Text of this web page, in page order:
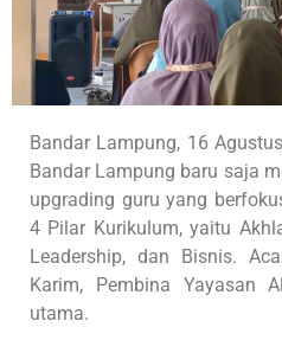
Bandar Lampung, 16
Bandar Lampung baru saja
upgrading guru yang
4 Pilar Kurikulum, yaitu
Leadership, dan Bisnis.
Karim, Pembina Yayasan
utama.